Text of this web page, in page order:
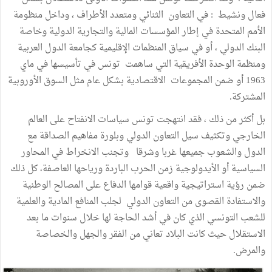
فعال ونشيط : في التعاون الثنائي ومتعدد الأطراف ، وداخل منظومة
الأمم المتحدة في إطار المؤسسات المالية والتجارية الدولية وخاصة
البنك الدولي ، أو في سياق المنظمات الإقليمية كجامعة الدول العربية
ومنظمة الوحدة الأفريقية التي ساهمت تونس في تأسيسها في ماي
1963 أو ضمن المجموعات الاقتصادية بشكل عام مثل السوق الأوروبية
المشتركة.
بل أكثر من ذلك ، فقد انتهجت تونس سياسات الانفتاح على العالم
الخارجي وتكثيف سيل التعاون الدولي وبلورة مفاهيم الصداقة مع
الدول والشعوب جميعها غربا وشرقا وتجنب الانخراط في المحاور
السياسية أو الأيدولوجية زمن الحرب الباردة ورياحها العاصفة، كل ذلك
ضمن رؤية استراتيجية واقعية قوامها الدفاع على المصالح الوطنية
والاستفادة القصوى من التعاون الدولي لجلب المنافع المادية والعلمية
للشعب التونسي الذي كان في أشد الحاجة لها خلال سنوات ما بعد
الاستقلال حيث كانت البلاد تعاني من الفقر والجهل والخصاصة
والمرض.